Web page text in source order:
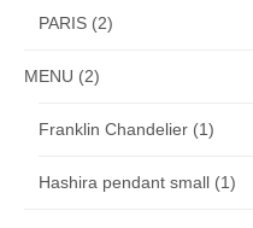
PARIS (2)
MENU (2)
Franklin Chandelier (1)
Hashira pendant small (1)